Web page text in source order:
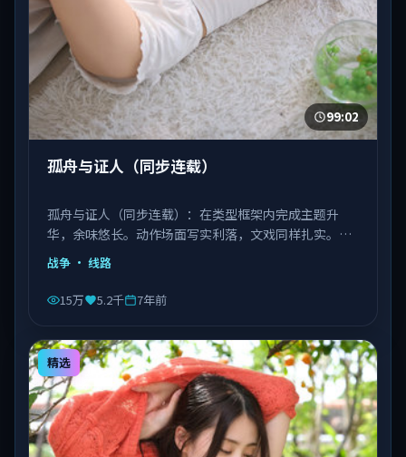
99:02
孤舟与证人（同步连载）
孤舟与证人（同步连载）：在类型框架内完成主题升
华，余味悠长。动作场面写实利落，文戏同样扎实。由
丹尼斯·维伦纽瓦执导，文淇、宋康昊、长泽雅美等主
演，越南出品，类型为战争。
战争 · 线路
15万 5.2千 7年前
精选